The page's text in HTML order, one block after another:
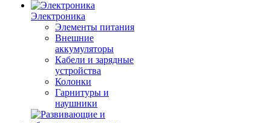
Электроника
Элементы питания
Внешние
аккумуляторы
Кабели и зарядные
устройства
Колонки
Гарнитуры и
наушники